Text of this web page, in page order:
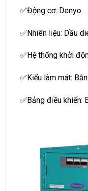
✅Động cơ: Denyo
✅Nhiên liệu: Dầu
✅Hệ thống khởi
✅Kiểu làm mát:
✅Bảng điều khiển: